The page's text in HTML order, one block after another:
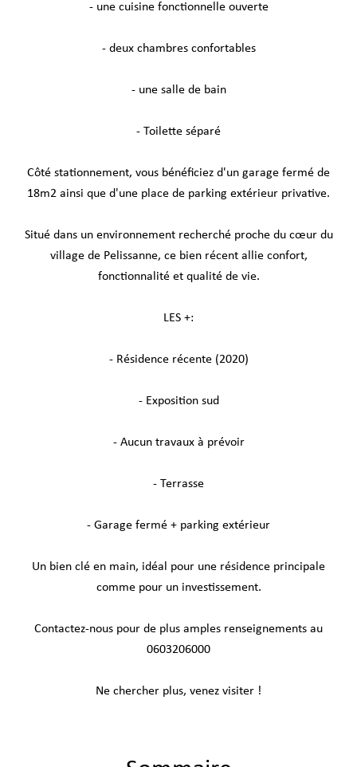
- une cuisine fonctionnelle ouverte
- deux chambres confortables
- une salle de bain
- Toilette séparé
Côté stationnement, vous bénéficiez d'un garage fermé de
18m2 ainsi que d'une place de parking extérieur privative.
Situé dans un environnement recherché proche du cœur du
village de Pelissanne, ce bien récent allie confort,
fonctionnalité et qualité de vie.
LES +:
- Résidence récente (2020)
- Exposition sud
- Aucun travaux à prévoir
- Terrasse
- Garage fermé + parking extérieur
Un bien clé en main, idéal pour une résidence principale
comme pour un investissement.
Contactez-nous pour de plus amples renseignements au
0603206000
Ne chercher plus, venez visiter !